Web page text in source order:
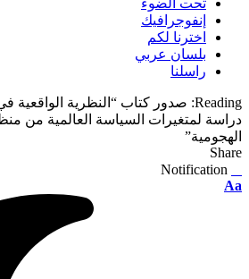
تحت الضوء
إنفوجرافيك
اخترنا لكم
بلسان عربي
راسلنا
Reading: صدور كتاب “النظرية الواقعية
دراسة لمتغيرات السياسة العالمية من
الهجومية”
Share
Notification
Font
Aa